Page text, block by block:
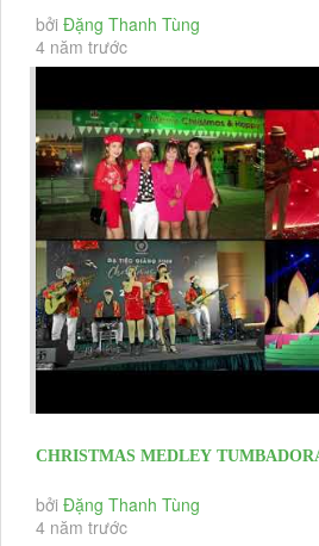
PARTY 2020 & HAPPY NEW YEAR...
bởi Đặng Thanh Tùng
4 năm trước
CHRISTMAS MEDLEY
Profile Tumbadora Band Christmas &...
bởi Đặng Thanh Tùng
4 năm trước